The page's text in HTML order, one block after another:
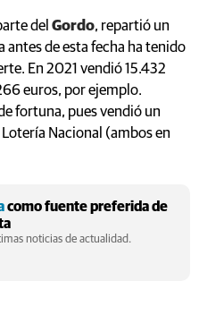
del Gordo, repartió un
antes de esta fecha ha tenido
En 2021 vendió 15.432
euros, por ejemplo.
fortuna, pues vendió un
Nacional (ambos en
como fuente preferida de
noticias de actualidad.